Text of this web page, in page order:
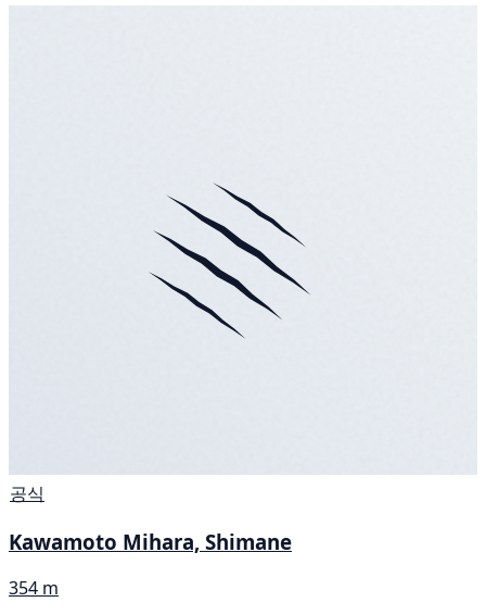
공식
Kawamoto Mihara, Shimane
354 m